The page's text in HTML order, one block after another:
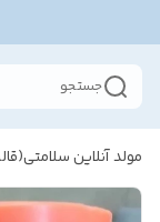
جستجو
مولد آنلاین